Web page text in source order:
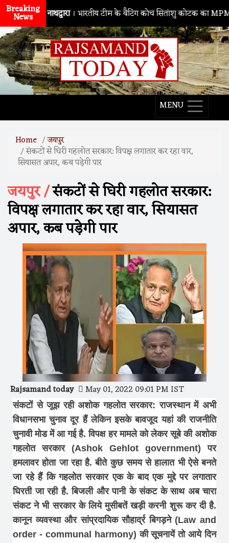
Breaking
News
नाथद्वारा । भारतीय टीम के बैटिंग कोच सितांशु कोटक का MPMSC
MENU
Home जयपुर
संकटों से घिरी गहलोत सरकार: विपक्ष लगातार कर रहा वार,
सियासत अपार, कब पड़ेगी पार
जयपुर /संकटों से घिरी गहलोत सरकार:
विपक्ष लगातार कर रहा वार, सियासत
अपार, कब पड़ेगी पार
Rajsamand today May 01, 2022 09:01 PM IST
संकटों से जूझ रही अशोक गहलोत सरकार: राजस्थान में अभी
विधानसभा चुनाव दूर हैं लेकिन इसके बावजूद यहां की राजनीति
चुनावी मोड में आ गई है. विपक्ष हर मामले को लेकर सूबे की अशोक
गहलोत सरकार (Ashok Gehlot government) पर
हमलावर होता जा रहा है. बीते कुछ समय से हालात भी ऐसे बनते
जा रहे हैं कि गहलोत सरकार एक के बाद एक मुद्दे पर लगातार
घिरती जा रही है. बिजली और पानी के संकट के साथ अब चारा
संकट ने भी सरकार के लिये मुसीबतें खड़ी करनी शुरू कर दी है.
कानून व्यवस्था और सांप्रदायिक सौहार्द्र बिगड़ने (Law and
order - communal harmony) की सूचनायें तो आये दिन